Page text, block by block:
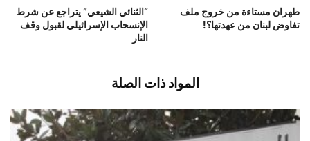
“الثنائي الشيعي” يتراجع عن شرط
الإنسحاب الإسرائيلي لقبول وقف
النار
طهران مستاءة من خروج ملف
تفاوض لبنان من عهدتها؟!
المواد ذات الصلة
وزارة الطاقة والمياه: لا أزمة محروقات…
ولا داعي للهلع